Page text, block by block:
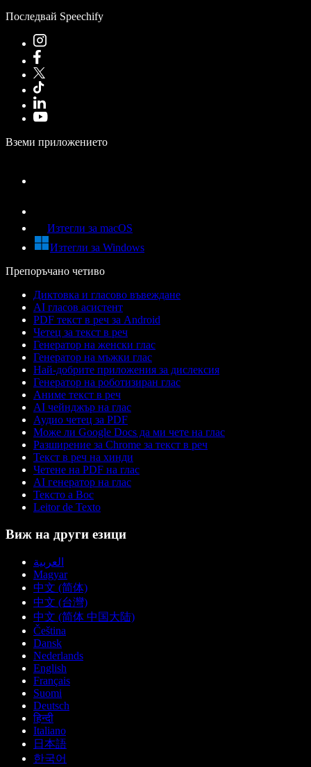
Последвай Speechify
Вземи приложението
Изтегли за macOS
Изтегли за Windows
Препоръчано четиво
Диктовка и гласово въвеждане
AI гласов асистент
PDF текст в реч за Android
Четец за текст в реч
Генератор на женски глас
Генератор на мъжки глас
Най-добрите приложения за дислексия
Генератор на роботизиран глас
Аниме текст в реч
AI чейнджър на глас
Аудио четец за PDF
Може ли Google Docs да ми чете на глас
Разширение за Chrome за текст в реч
Текст в реч на хинди
Четене на PDF на глас
AI генератор на глас
Тексто а Вос
Leitor de Texto
Виж на други езици
العربية
Magyar
中文 (简体)
中文 (台灣)
中文 (简体 中国大陆)
Čeština
Dansk
Nederlands
English
Français
Suomi
Deutsch
हिन्दी
Italiano
日本語
한국어